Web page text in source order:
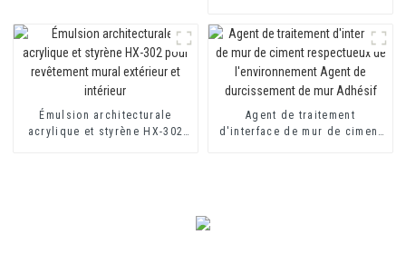
Émulsion architecturale
acrylique et styrène HX-302
Agent de traitement
d'interface de mur de ciment